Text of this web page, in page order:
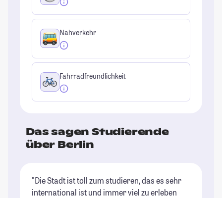
Nahverkehr
Fahrradfreundlichkeit
Das sagen Studierende
über Berlin
"Die Stadt ist toll zum studieren, das es sehr
international ist und immer viel zu erleben